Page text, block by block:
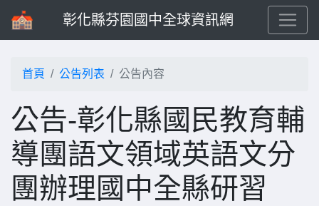
彰化縣芬園國中全球資訊網
首頁 公告列表 公告內容
公告-彰化縣國民教育輔
導團語文領域英語文分
團辦理國中全縣研習